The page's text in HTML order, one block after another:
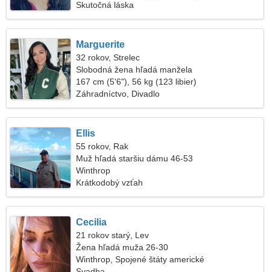
Skutočná láska
Marguerite
32 rokov, Strelec
Slobodná žena hľadá manžela
167 cm (5'6"), 56 kg (123 libier)
Záhradníctvo, Divadlo
Ellis
55 rokov, Rak
Muž hľadá staršiu dámu 46-53
Winthrop
Krátkodobý vzťah
Cecilia
21 rokov starý, Lev
Žena hľadá muža 26-30
Winthrop, Spojené štáty americké